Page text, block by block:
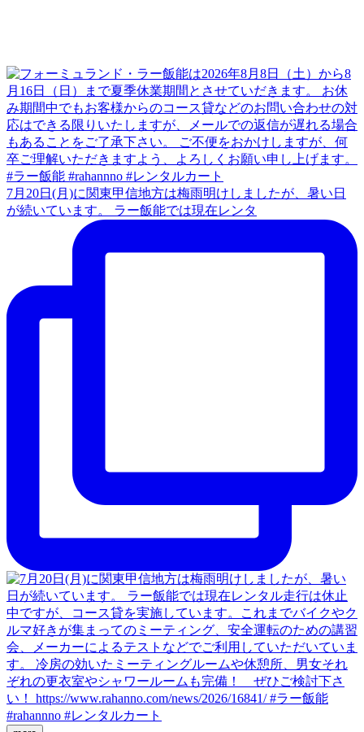
7月20日(月)に関東甲信地方は梅雨明けしましたが、暑い日
が続いています。 ラー飯能では現在レンタ